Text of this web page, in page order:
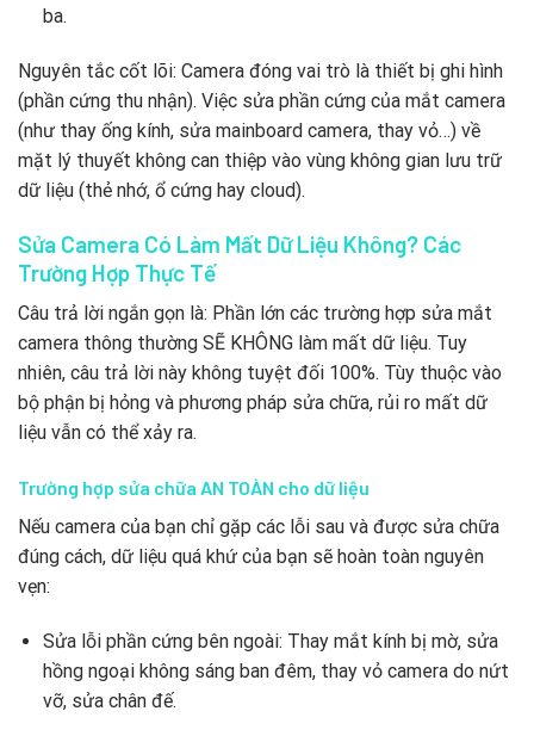
ba.
Nguyên tắc cốt lõi: Camera đóng vai trò là thiết bị ghi hình
(phần cứng thu nhận). Việc sửa phần cứng của mắt camera
(như thay ống kính, sửa mainboard camera, thay vỏ…) về
mặt lý thuyết không can thiệp vào vùng không gian lưu trữ
dữ liệu (thẻ nhớ, ổ cứng hay cloud).
Sửa Camera Có Làm Mất Dữ Liệu Không? Các
Trường Hợp Thực Tế
Câu trả lời ngắn gọn là: Phần lớn các trường hợp sửa mắt
camera thông thường SẼ KHÔNG làm mất dữ liệu. Tuy
nhiên, câu trả lời này không tuyệt đối 100%. Tùy thuộc vào
bộ phận bị hỏng và phương pháp sửa chữa, rủi ro mất dữ
liệu vẫn có thể xảy ra.
Trường hợp sửa chữa AN TOÀN cho dữ liệu
Nếu camera của bạn chỉ gặp các lỗi sau và được sửa chữa
đúng cách, dữ liệu quá khứ của bạn sẽ hoàn toàn nguyên
vẹn:
Sửa lỗi phần cứng bên ngoài: Thay mắt kính bị mờ, sửa
hồng ngoại không sáng ban đêm, thay vỏ camera do nứt
vỡ, sửa chân đế.